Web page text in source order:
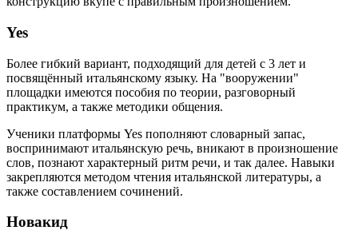
Yes
Более гибкий вариант, подходящий для детей с 3 лет и
посвящённый итальянскому языку. На "вооружении"
площадки имеются пособия по теории, разговорный
практикум, а также методики общения.
Ученики платформы Yes пополняют словарный запас,
воспринимают итальянскую речь, вникают в произношение
слов, познают характерный ритм речи, и так далее. Навыки
закрепляются методом чтения итальянской литературы, а
также составлением сочинений.
Новакид